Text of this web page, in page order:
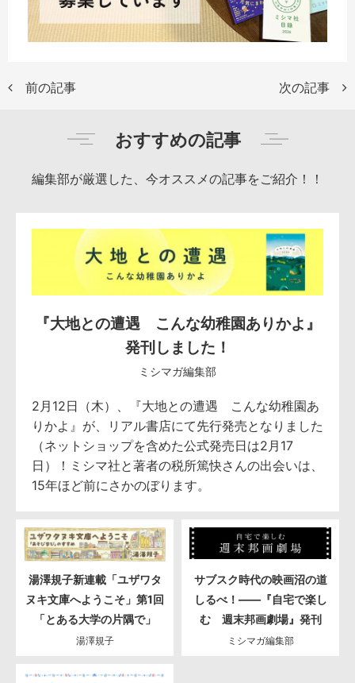
前の記事 次の記事
おすすめの記事
編集部が厳選した、今オススメの記事をご紹介！！
『大地との遭遇 こんな幼稚園ありかよ』
発刊しました！
ミシマガ編集部
2月12日（木）、『大地との遭遇 こんな幼稚園あ
りかよ』が、リアル書店にて先行発売となりました
（ネットショップを含めた公式発売日は2月17
日）！ミシマ社と著者の税所篤快さんの出会いは、
15年ほど前にさかのぼります。
湯澤規子新連載「ユザワタ
ヌキ文庫へようこそ」第1回
「とある大学の片隅で」
湯澤規子
サブスク時代の映画沼の道
しるべ！――『自宅で楽し
む 週末邦画劇場』発刊
ミシマガ編集部